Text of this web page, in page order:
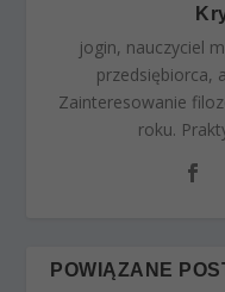
jogin, nauczyciel
przedsiębiorca,
Zainteresowanie
roku.
POWIĄZANE